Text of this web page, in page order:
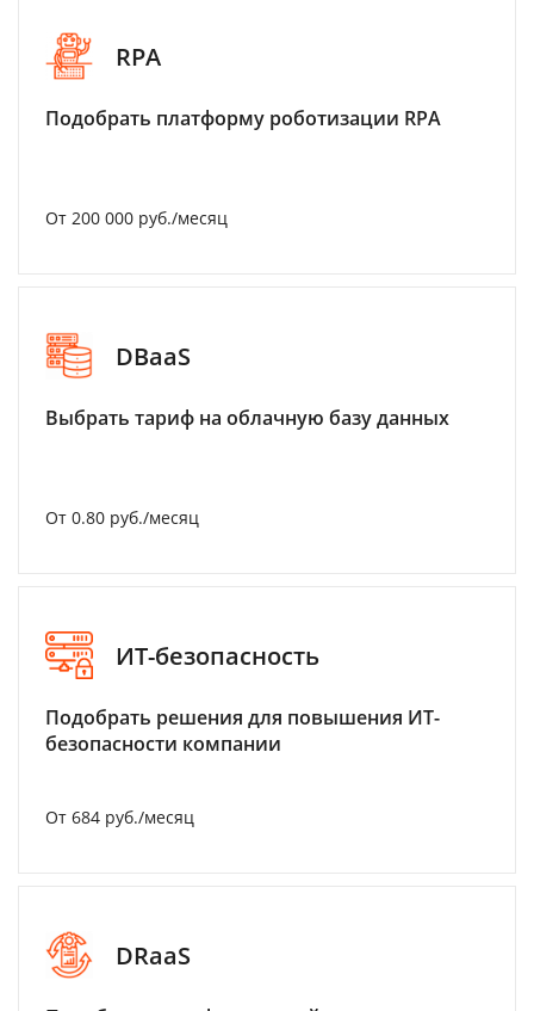
RPA
Подобрать платформу роботизации RPA
От 200 000 руб./месяц
DBaaS
Выбрать тариф на облачную базу данных
От 0.80 руб./месяц
ИТ-безопасность
Подобрать решения для повышения ИТ-
безопасности компании
От 684 руб./месяц
DRaaS